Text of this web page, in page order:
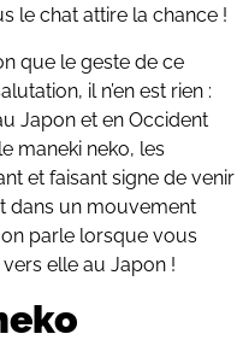
le chat attire la chance !
que le geste de ce
il n’en est rien :
Japon et en Occident
maneki neko, les
et faisant signe de venir
dans un mouvement
parle lorsque vous
elle au Japon !